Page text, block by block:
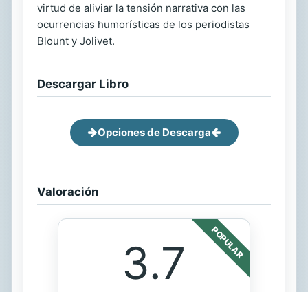
virtud de aliviar la tensión narrativa con las
ocurrencias humorísticas de los periodistas
Blount y Jolivet.
Descargar Libro
Opciones de Descarga
Valoración
POPULAR
3.7